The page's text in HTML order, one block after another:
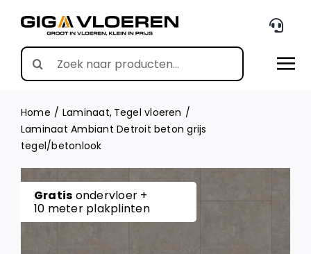
content
Search
for:
Home Laminaat Tegel vloeren
Laminaat Ambiant Detroit beton grijs
tegel/betonlook
Gratis ondervloer +
10 meter plakplinten